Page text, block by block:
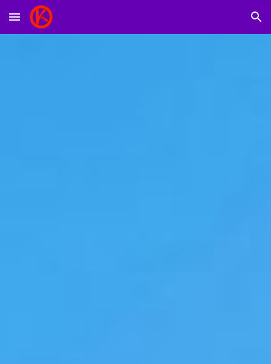
Skip to main content Skip to navigation